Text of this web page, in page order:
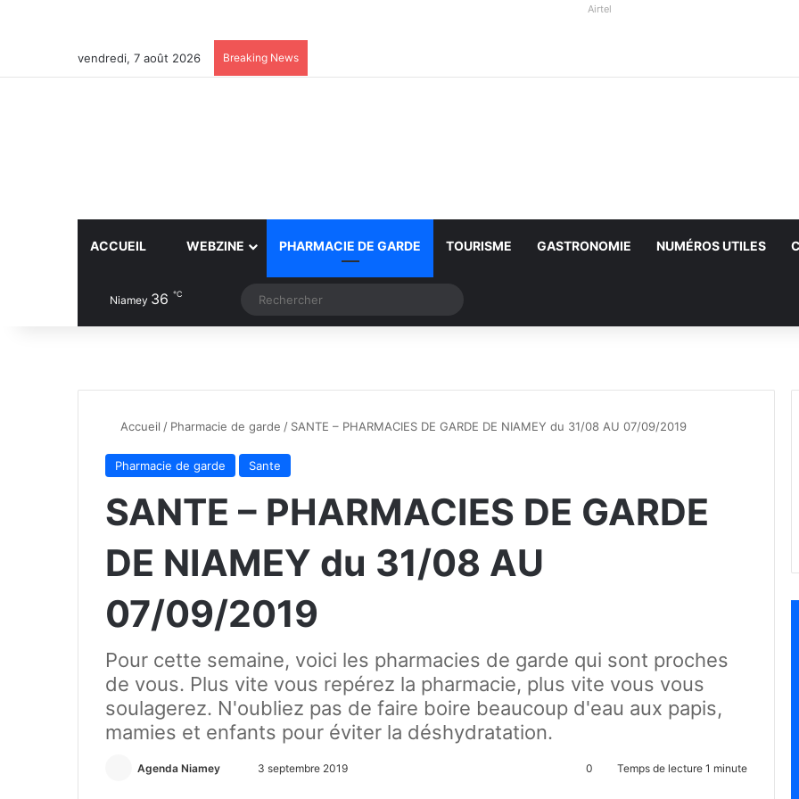
Airtel
vendredi, 7 août 2026 Breaking News
ACCUEIL WEBZINE PHARMACIE DE GARDE TOURISME GASTRONOMIE NUMÉROS UTILES
Niamey 36 ℃ Article Aléatoire
Switch skin
Accueil / Pharmacie de garde / SANTE – PHARMACIES DE GARDE DE NIAMEY du 31/08 AU 07/09/2019
Pharmacie de garde Sante
SANTE – PHARMACIES DE GARDE
DE NIAMEY du 31/08 AU
07/09/2019
Pour cette semaine, voici les pharmacies de garde qui sont proches
de vous. Plus vite vous repérez la pharmacie, plus vite vous vous
soulagerez. N'oubliez pas de faire boire beaucoup d'eau aux papis,
mamies et enfants pour éviter la déshydratation.
Agenda Niamey 3 septembre 2019 0 Temps de lecture 1 minute